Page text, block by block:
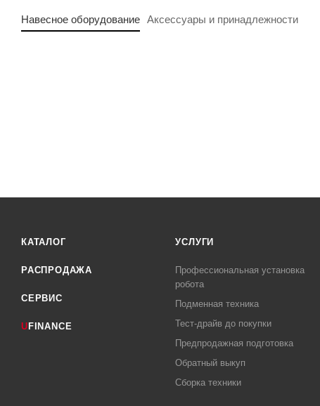
Навесное оборудование Аксессуары и принадлежности
КАТАЛОГ
РАСПРОДАЖА
СЕРВИС
U FINANCE
УСЛУГИ
Профессиональная установка
робота
Подменная техника
Тест-драйв до покупки
Предпродажная подготовка
Обратный выкуп
Сборка техники